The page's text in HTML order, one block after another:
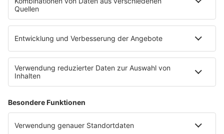
Die Uniklinik Tübingen hat ein neues Fahrradparkhaus
eröffnet. Direkt an der Medizinischen Klinik bietet es
E-Bikes über eine Photovoltaikanlage auf dem …